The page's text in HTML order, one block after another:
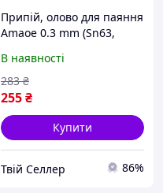
Припій, олово для паяння
Amaoe 0.3 mm (Sn63,
В наявності
255₴
283 ₴
Купити
Твій Селлер 86%